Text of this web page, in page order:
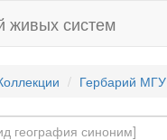
живых систем
Гербарий МГУ